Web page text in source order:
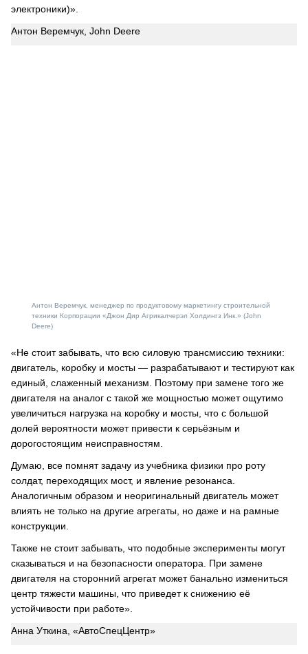
электроники)».
Антон Веремчук, John Deere
Антон Веремчук, менеджер по продуктовому маркетингу строительной
техники Корпорации «Джон Дир Агрикалчерэл Холдингз Инк.» (John
Deere)
«Не стоит забывать, что всю силовую трансмиссию техники:
двигатель, коробку и мосты — разрабатывают и тестируют как
единый, слаженный механизм. Поэтому при замене того же
двигателя на аналог с такой же мощностью может ощутимо
увеличиться нагрузка на коробку и мосты, что с большой
долей вероятности может привести к серьёзным и
дорогостоящим неисправностям.
Думаю, все помнят задачу из учебника физики про роту
солдат, переходящих мост, и явление резонанса.
Аналогичным образом и неоригинальный двигатель может
влиять не только на другие агрегаты, но даже и на рамные
конструкции.
Также не стоит забывать, что подобные эксперименты могут
сказываться и на безопасности оператора. При замене
двигателя на сторонний агрегат может банально измениться
центр тяжести машины, что приведет к снижению её
устойчивости при работе».
Анна Уткина, «АвтоСпецЦентр»